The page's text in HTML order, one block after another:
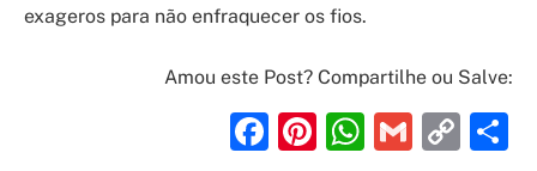
exageros para não enfraquecer os fios.
Amou este Post? Compartilhe ou Salve:
Facebook
Pinterest
Gmail